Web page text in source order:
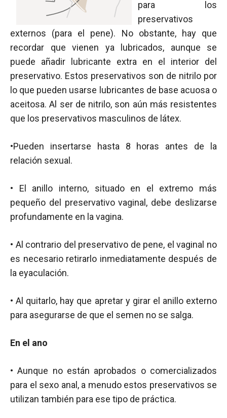
para los
preservativos
externos (para el pene). No obstante, hay que
recordar que vienen ya lubricados, aunque se
puede añadir lubricante extra en el interior del
preservativo. Estos preservativos son de nitrilo por
lo que pueden usarse lubricantes de base acuosa o
aceitosa. Al ser de nitrilo, son aún más resistentes
que los preservativos masculinos de látex.
•Pueden insertarse hasta 8 horas antes de la
relación sexual.
• El anillo interno, situado en el extremo más
pequeño del preservativo vaginal, debe deslizarse
profundamente en la vagina.
• Al contrario del preservativo de pene, el vaginal no
es necesario retirarlo inmediatamente después de
la eyaculación.
• Al quitarlo, hay que apretar y girar el anillo externo
para asegurarse de que el semen no se salga.
En el ano
• Aunque no están aprobados o comercializados
para el sexo anal, a menudo estos preservativos se
utilizan también para ese tipo de práctica.